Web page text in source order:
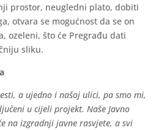
prostor, neugledni plato, dobiti
otvara se mogućnost da se on
ozeleni, što će Pregrađu dati
sliku.
a ujedno i našoj ulici, pa smo mi,
u cijeli projekt. Naše Javno
na izgradnji javne rasvjete, a svi